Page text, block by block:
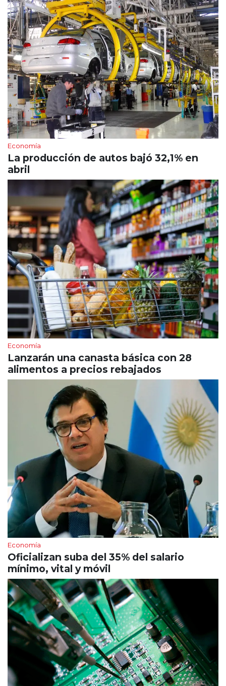
Economía
La producción de autos bajó 32,1% en
abril
Economía
Lanzarán una canasta básica con 28
alimentos a precios rebajados
Economía
Oficializan suba del 35% del salario
mínimo, vital y móvil